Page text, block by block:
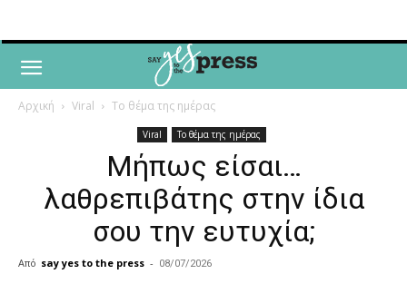
Αρχική Viral Το θέμα της ημέρας
Viral Το θέμα της ημέρας
Μήπως είσαι…
λαθρεπιβάτης στην ίδια
σου την ευτυχία;
Από say yes to the press - 08/07/2026